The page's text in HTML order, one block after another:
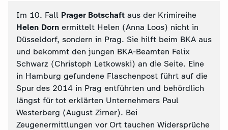
Im 10. Fall Prager Botschaft aus der Krimireihe
Helen Dorn ermittelt Helen (Anna Loos) nicht in
Düsseldorf, sondern in Prag. Sie hilft beim BKA aus
und bekommt den jungen BKA-Beamten Felix
Schwarz (Christoph Letkowski) an die Seite. Eine
in Hamburg gefundene Flaschenpost führt auf die
Spur des 2014 in Prag entführten und behördlich
längst für tot erklärten Unternehmers Paul
Westerberg (August Zirner). Bei
Zeugenermittlungen vor Ort tauchen Widersprüche